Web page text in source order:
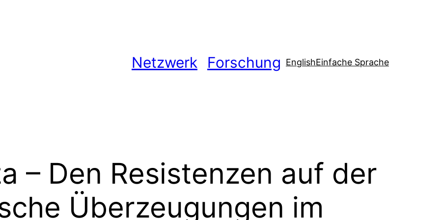
Netzwerk Forschung EnglishEinfache Sprache
– Den Resistenzen auf der
Überzeugungen im